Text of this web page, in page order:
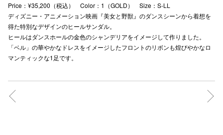
Price：¥35,200（税込） Color：1（GOLD） Size：S-LL
ディズニー・アニメーション映画『美女と野獣』のダンスシーンから着想を
得た特別なデザインのヒールサンダル。
ヒールはダンスホールの金色のシャンデリアをイメージして作りました。
「ベル」の華やかなドレスをイメージしたフロントのリボンも煌びやかなロ
マンティックな1足です。
仙台フ